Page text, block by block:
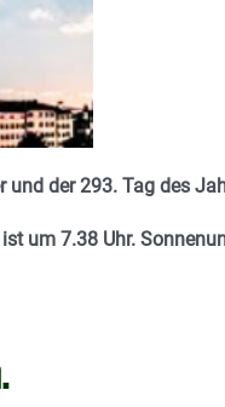
der 293. Tag des
um 7.38 Uhr.